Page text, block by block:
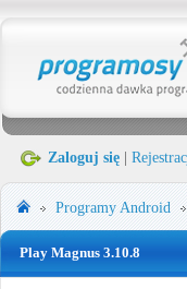
Zaloguj się
ProgramyAndroid
Play Magnus 3.10.8